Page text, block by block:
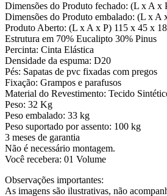
Dimensões do Produto fechado: (L x A x
Dimensões do Produto embalado: (L x A
Produto Aberto: (L x A x P) 115 x 45 x
Estrutura em 70% Eucalipto 30% Pinus
Percinta: Cinta Elástica
Densidade da espuma: D20
Pés: Sapatas de pvc fixadas com pregos
Fixação: Grampos e parafusos
Material do Revestimento: Tecido
Peso: 32 Kg
Peso embalado: 33 kg
Peso suportado por assento: 100 kg
3 meses de garantia
Não é necessário montagem.
Você recebera: 01 Volume
Observações importantes:
As imagens são ilustrativas, não